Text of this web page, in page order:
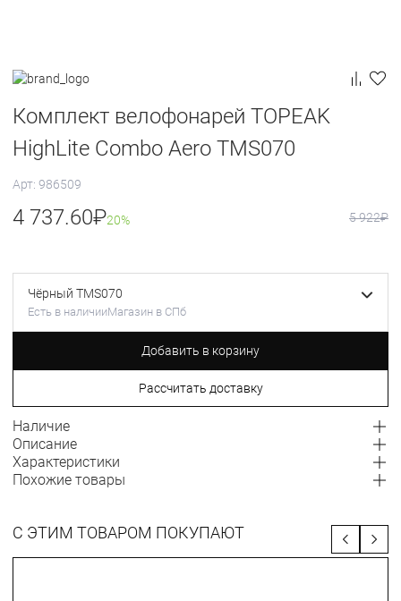
Комплект велофонарей TOPEAK
HighLite Combo Aero TMS070
Арт: 986509
4 737.60₽20% 5 922₽
Чёрный TMS070
Есть в наличииМагазин в СПб
Добавить в корзину
Рассчитать доставку
Наличие
Описание
Характеристики
Похожие товары
С ЭТИМ ТОВАРОМ ПОКУПАЮТ